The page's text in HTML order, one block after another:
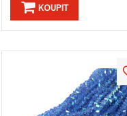
KOUPIT